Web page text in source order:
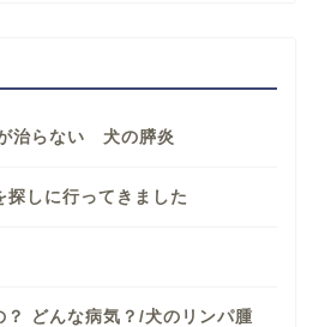
治らない 犬の膵炎
探しに行ってきました
？ どんな病気？/犬のリンパ腫